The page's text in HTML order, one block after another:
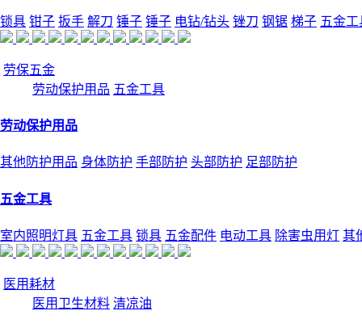
锁具 钳子 扳手 解刀 锤子 锤子 电钻/钻头 锉刀 钢锯 梯子 五金
劳保五金
劳动保护用品 五金工具
劳动保护用品
其他防护用品 身体防护 手部防护 头部防护 足部防护
五金工具
室内照明灯具 五金工具 锁具 五金配件 电动工具 除害虫用灯 其
医用耗材
医用卫生材料 清凉油